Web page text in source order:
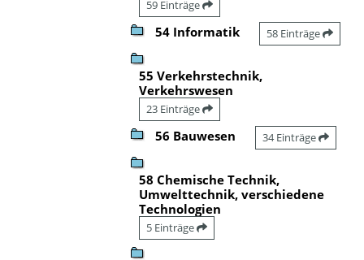
59 Einträge
54 Informatik 58 Einträge
55 Verkehrstechnik,
Verkehrswesen
23 Einträge
56 Bauwesen 34 Einträge
58 Chemische Technik,
Umwelttechnik, verschiedene
Technologien
5 Einträge